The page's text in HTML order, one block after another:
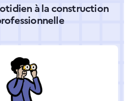
à la construction